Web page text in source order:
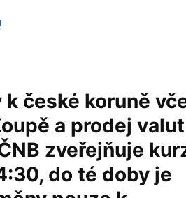
české koruně
a prodej valut
zveřejňuje
do té doby je